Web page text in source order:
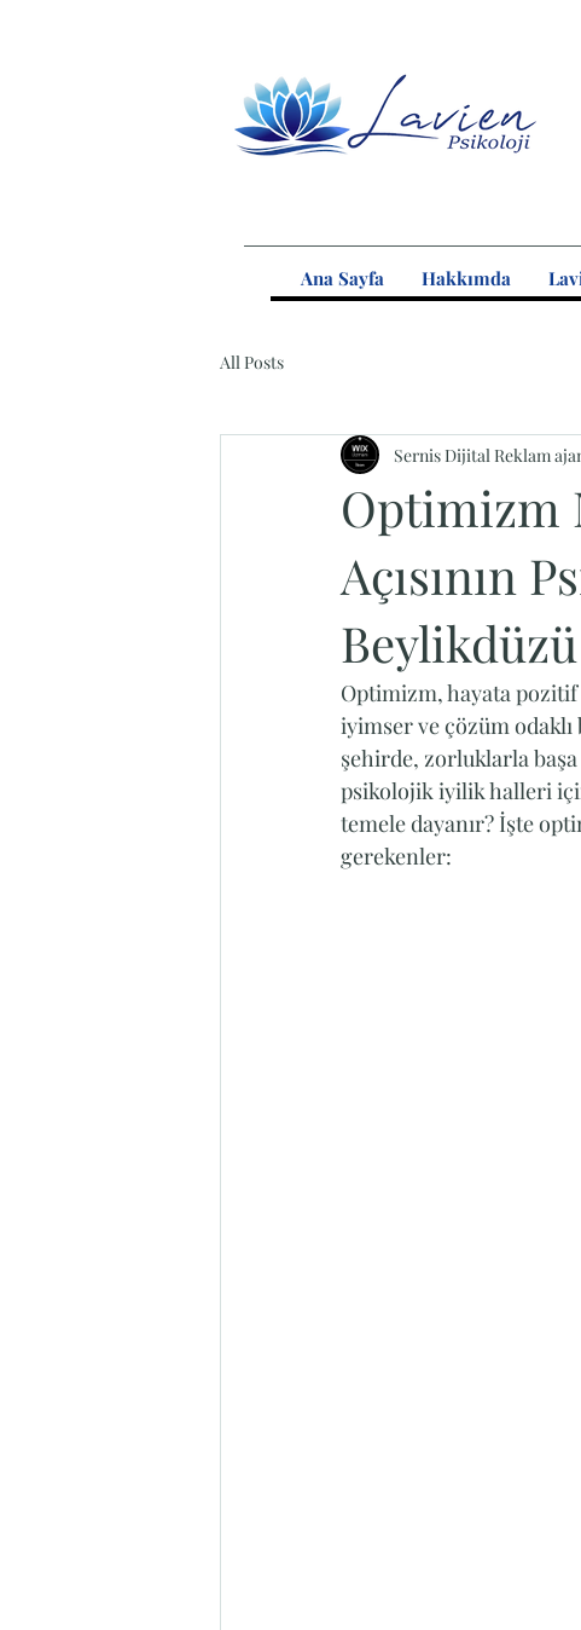
Ana Sayfa Hakkımda
All Posts
Optimizm
Açısının
Beylikdüzü
Sernis Dijital Reklam
Optimizm, hayata pozitif
iyimser ve çözüm
şehirde, zorluklarla
psikolojik iyilik halleri
temele dayanır? İşte
gerekenler: